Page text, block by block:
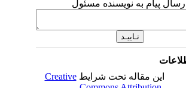
پیام به نویسنده مسئول
این مقاله تحت شرایطCreative